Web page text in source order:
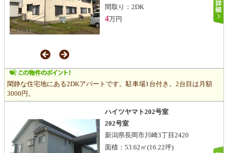
間取り： 2DK
4万円
閑静な住宅地にある2DKアパートです。駐車場1台付き。2台目は月額
3000円。
ハイツヤマト202号室
202号室
新潟県長岡市川崎3丁目2420
面積： 53.62㎡(16.22坪)